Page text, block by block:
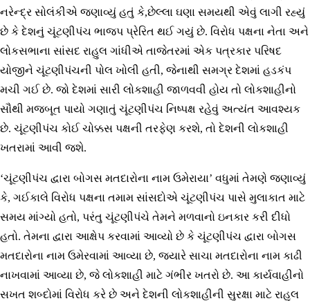
નરેન્દ્ર સોલંકીએ જણાવ્યું હતું કે,છેલ્લા ઘણા સમયથી એવું લાગી રહ્યું
છે કે દેશનું ચૂંટણીપંચ ભાજપ પ્રેરિત થઈ ગયું છે. વિરોધ પક્ષના નેતા અને
લોકસભાના સાંસદ રાહુલ ગાંધીએ તાજેતરમાં એક પત્રકાર પરિષદ
યોજીને ચૂંટણીપંચની પોલ ખોલી હતી, જેનાથી સમગ્ર દેશમાં હડકંપ
મચી ગઈ છે. જો દેશમાં સારી લોકશાહી જાળવવી હોય તો લોકશાહીનો
સૌથી મજબૂત પાયો ગણાતું ચૂંટણીપંચ નિષ્પક્ષ રહેવું અત્યંત આવશ્યક
છે. ચૂંટણીપંચ કોઈ ચોક્કસ પક્ષની તરફેણ કરશે, તો દેશની લોકશાહી
ખતરામાં આવી જશે.
‘ચૂંટણીપંચ દ્વારા બોગસ મતદારોના નામ ઉમેરાયા’ વધુમાં તેમણે જણાવ્યું
કે, ગઈકાલે વિરોધ પક્ષના તમામ સાંસદોએ ચૂંટણીપંચ પાસે મુલાકાત માટે
સમય માંગ્યો હતો, પરંતુ ચૂંટણીપંચે તેમને મળવાનો ઇનકાર કરી દીધો
હતો. તેમના દ્વારા આક્ષેપ કરવામાં આવ્યો છે કે ચૂંટણીપંચ દ્વારા બોગસ
મતદારોના નામ ઉમેરવામાં આવ્યા છે, જ્યારે સાચા મતદારોના નામ કાઢી
નાખવામાં આવ્યા છે, જે લોકશાહી માટે ગંભીર ખતરો છે. આ કાર્યવાહીનો
સખત શબ્દોમાં વિરોધ કરે છે અને દેશની લોકશાહીની સુરક્ષા માટે રાહુલ